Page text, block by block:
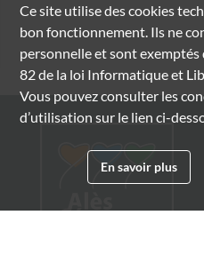
Ce site utilise descookies
bon fonctionnement. Ils ne
personnelle et sont
82 de la loi Informatique et
Vous pouvez consulter les
d’utilisation sur le lien ci-
En savoir plus